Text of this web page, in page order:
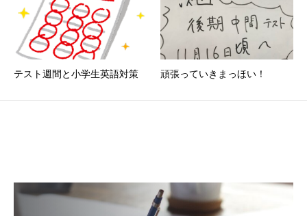
テスト週間と小学生英語対策 頑張っていきまっほい！